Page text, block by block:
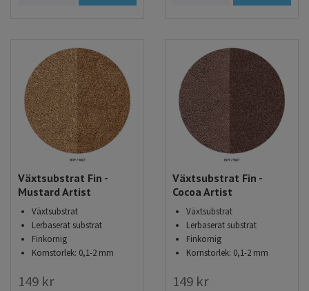
Växtsubstrat Fin -
Mustard Artist
Växtsubstrat
Lerbaserat substrat
Finkornig
Kornstorlek: 0,1-2 mm
149 kr
Växtsubstrat Fin -
Cocoa Artist
Växtsubstrat
Lerbaserat substrat
Finkornig
Kornstorlek: 0,1-2 mm
149 kr